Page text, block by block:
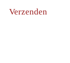
Verzenden